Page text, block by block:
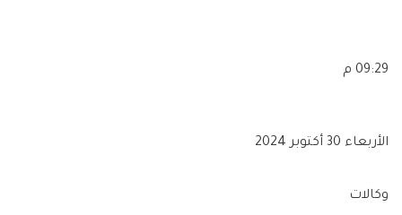
09:29 م
الأربعاء 30 أكتوبر 2024
وكالات